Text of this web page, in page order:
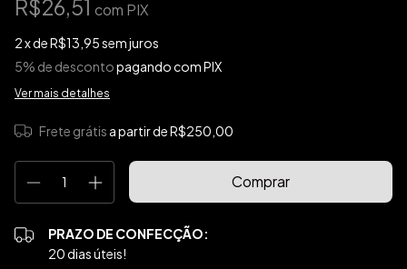
R$26,51 com PIX
2x deR$13,95sem juros
5% de descontopagando com PIX
Ver mais detalhes
Frete grátis a partir deR$250,00
PRAZO DE CONFECÇÃO:
20 dias úteis!